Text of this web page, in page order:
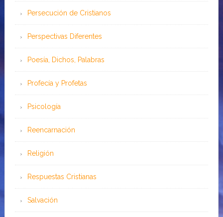
Persecución de Cristianos
Perspectivas Diferentes
Poesía, Dichos, Palabras
Profecía y Profetas
Psicología
Reencarnación
Religión
Respuestas Cristianas
Salvación